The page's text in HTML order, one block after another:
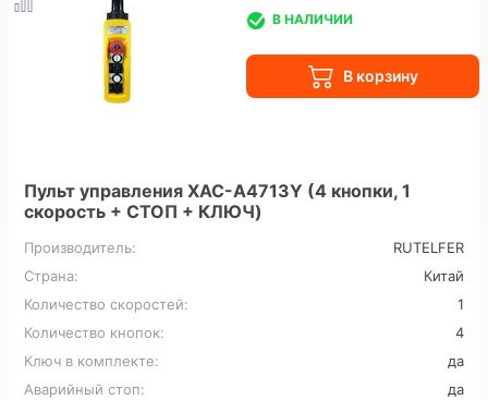
Пульт управления XAC-A4713Y (4 кнопки, 1
скорость + СТОП + КЛЮЧ)
Производитель:
RUTELFER
Страна:
Китай
Количество скоростей:
1
Количество кнопок:
4
Ключ в комплекте:
да
Аварийный стоп:
да
В НАЛИЧИИ